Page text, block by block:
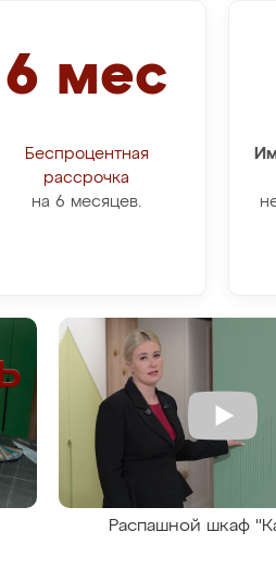
6 мес
Беспроцентная
рассрочка
на 6 месяцев.
Распашной шкаф